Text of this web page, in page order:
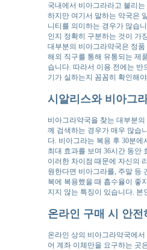
국내에서 비아그라라고 불리
하지만 여기서 말하는 약국은
니티를 의미하는 경우가 많습
인지 정확히 구분하는 것이 가
대부분의 비아그라약국은 정
해외 직구를 통해 유통되는 제
습니다. 따라서 이용 전에는
기가 실하는지 꼼꼼히 확인해
시알리스와 비아그
비아그라약국을 찾는 대부분
께 검색하는 경우가 매우 많습
다. 비아그라는 복용 후 30분
최대 효과를 보며 36시간 동안
이러한 차이점 때문에 자신의
원한다면 비아그라를, 주말 등
복에 복용했을 때 흡수율이 좋
지지 않는 특징이 있습니다.
온라인 구매 시 안
온라인 상의 비아그라약국에
어 계좌 이체만을 요구하는 곳